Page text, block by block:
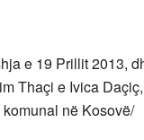
e 19 Prillit 2013,
Thaçi e Ivica
në Kosovë/